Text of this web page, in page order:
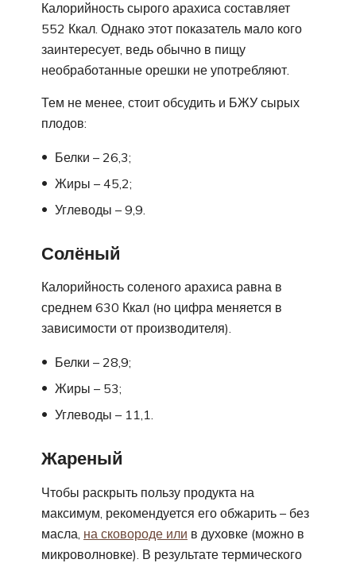
Калорийность сырого арахиса составляет
552 Ккал. Однако этот показатель мало кого
заинтересует, ведь обычно в пищу
необработанные орешки не употребляют.
Тем не менее, стоит обсудить и БЖУ сырых
плодов:
Белки – 26,3;
Жиры – 45,2;
Углеводы – 9,9.
Солёный
Калорийность соленого арахиса равна в
среднем 630 Ккал (но цифра меняется в
зависимости от производителя).
Белки – 28,9;
Жиры – 53;
Углеводы – 11,1.
Жареный
Чтобы раскрыть пользу продукта на
максимум, рекомендуется его обжарить – без
масла, на сковороде или в духовке (можно в
микроволновке). В результате термического